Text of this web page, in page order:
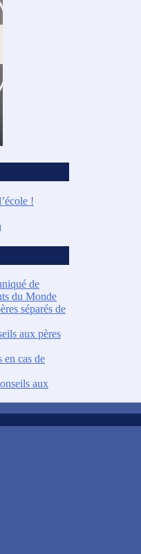
!
de
du Monde
séparés de
aux pères
en cas de
aux